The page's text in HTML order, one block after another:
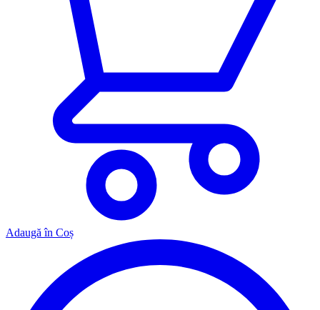
Adaugă în Coș